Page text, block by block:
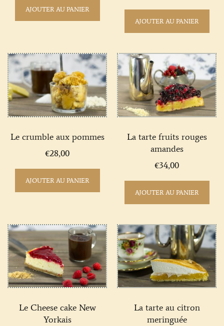
AJOUTER AU PANIER
AJOUTER AU PANIER
Le crumble aux pommes
€28,00
AJOUTER AU PANIER
La tarte fruits rouges
amandes
€34,00
AJOUTER AU PANIER
Le Cheese cake New
Yorkais
La tarte au citron
meringuée